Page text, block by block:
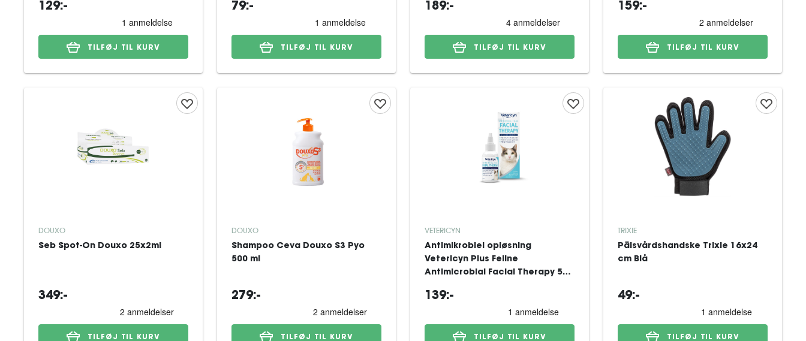
129:-
TILFØJ TIL KURV
79:-
TILFØJ TIL KURV
189:-
TILFØJ TIL KURV
159:-
TILFØJ TIL KURV
DOUXO
Seb Spot-On Douxo 25x2ml
349:-
TILFØJ TIL KURV
DOUXO
Shampoo Ceva Douxo S3 Pyo
500 ml
279:-
TILFØJ TIL KURV
VETERICYN
Antimikrobiel opløsning
Vetericyn Plus Feline
Antimicrobial Facial Therapy 55
139:-
TILFØJ TIL KURV
TRIXIE
Pälsvårdshandske Trixie 16x24
cm Blå
49:-
TILFØJ TIL KURV